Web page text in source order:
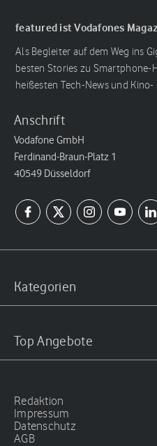
featured ist Vodafones
Als Begleiter auf dem Weg ins
besten Stories zu Smartphone-
heißesten Tech-News und
Anschrift
Vodafone GmbH
Ferdinand-Braun-Platz 1
40549 Düsseldorf
Kategorien
Top Angebote
Redaktion
Impressum
Datenschutz
AGB